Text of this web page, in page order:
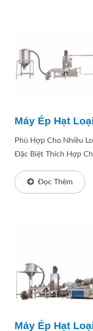
Máy Ép Hạt
Phù Hợp Cho Nhiều
Đặc Biệt Thích Hợp
Thống...Đọc Thêm
Máy Ép Hạt